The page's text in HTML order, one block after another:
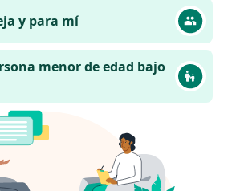
y para mí
menor de edad bajo